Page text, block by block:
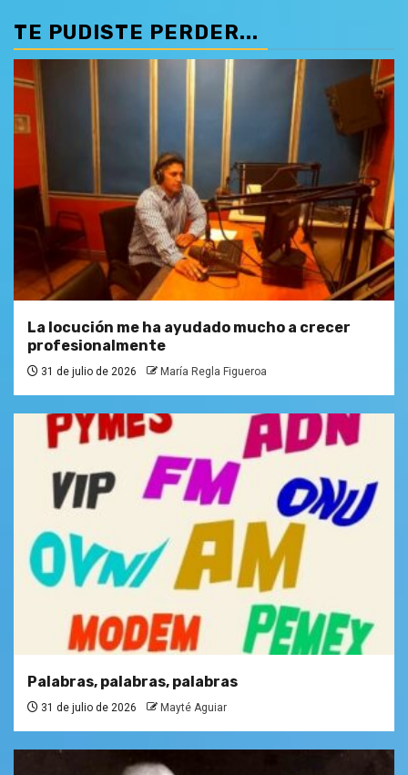
TE PUDISTE PERDER...
La locución me ha ayudado mucho a crecer
profesionalmente
31 de julio de 2026 María Regla Figueroa
Palabras, palabras, palabras
31 de julio de 2026 Mayté Aguiar